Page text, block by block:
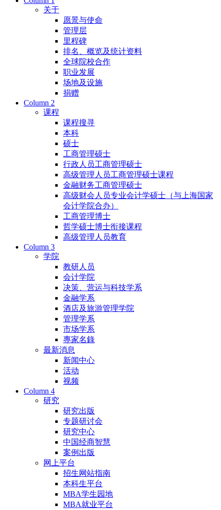
关于
愿景与使命
管理层
里程碑
排名、概览及统计资料
全球院校合作
职业发展
场地及设施
捐赠
Column 2
课程
课程搜寻
本科
硕士
工商管理硕士
行政人员工商管理硕士
高级管理人员工商管理硕士课程
金融财务工商管理硕士
高级财会人员专业会计学硕士（与上海国家
会计学院合办）
工商管理博士
哲学硕士博士衔接课程
高级管理人员教育
Column 3
学院
教研人员
会计学院
决策、营运与科技学系
金融学系
酒店及旅游管理学院
管理学系
市场学系
專家名錄
最新消息
新闻中心
活动
视频
Column 4
研究
研究出版
专题研讨会
研究中心
中国经商智慧
案例出版
网上平台
招生网站指南
本科生平台
MBA学生园地
MBA就业平台